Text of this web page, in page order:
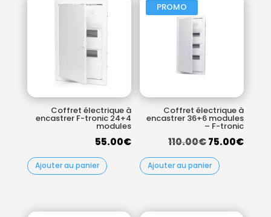
Coffret électrique à
encastrer F-tronic 24+4
modules
55.00€
Ajouter au panier
PROMO
Coffret électrique à
encastrer 36+6 modules
– F-tronic
110.00€Le
prix
initial
75.00€Le
Ajouter au panier